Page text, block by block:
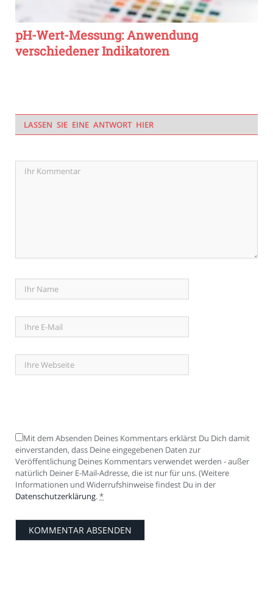
pH-Wert-Messung: Anwendung
verschiedener Indikatoren
LASSEN SIE EINE ANTWORT HIER
Mit dem Absenden Deines Kommentars erklärst Du Dich damit
einverstanden, dass Deine eingegebenen Daten zur
Veröffentlichung Deines Kommentars verwendet werden - außer
natürlich Deiner E-Mail-Adresse, die ist nur für uns. (Weitere
Informationen und Widerrufshinweise findest Du in der
Datenschutzerklärung.*